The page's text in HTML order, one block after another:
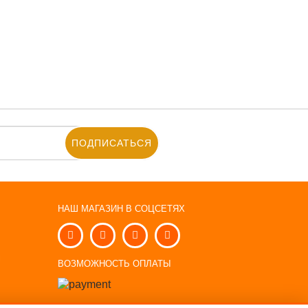
ПОДПИСАТЬСЯ
НАШ МАГАЗИН В СОЦСЕТЯХ
ВОЗМОЖНОСТЬ ОПЛАТЫ